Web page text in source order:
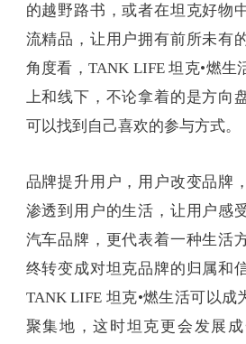
的越野路书，或者在坦克好物
流精品，让用户拥有前所未有
角度看，TANK LIFE 坦克•燃生
上和线下，不论拿着的是方向
可以找到自己喜欢的参与方式。
品牌提升用户，用户改变品牌
渗透到用户的生活，让用户感
汽车品牌，更代表着一种生活
终转变成对坦克品牌的归属和
TANK LIFE 坦克•燃生活可以成
聚集地，这时坦克更会发展